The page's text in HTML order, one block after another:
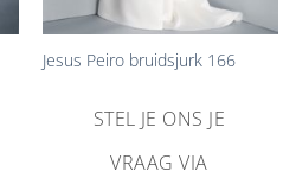
Jesus Peiro bruidsjurk 166
STEL JE ONS JE
VRAAG VIA